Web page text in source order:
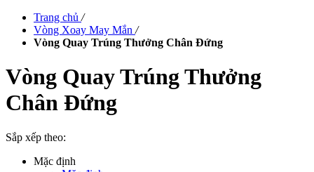
Trang chủ /
Vòng Xoay May Mắn /
Vòng Quay Trúng Thưởng Chân Đứng
Vòng Quay Trúng Thưởng
Chân Đứng
Sắp xếp theo:
Mặc định